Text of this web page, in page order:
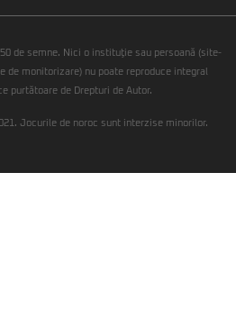
de semne. Nici o instituţie sau persoană (site-
monitorizare) nu poate reproduce integral
purtătoare de Drepturi de Autor.
Jocurile de noroc sunt interzise minorilor.